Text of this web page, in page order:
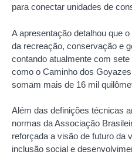
para conectar unidades de
A apresentação detalhou que
da recreação, conservação e
contando atualmente com
como o Caminho dos
somam mais de 16 mil
Além das definições técnicas
normas da Associação
reforçada a visão de futuro da
inclusão social e